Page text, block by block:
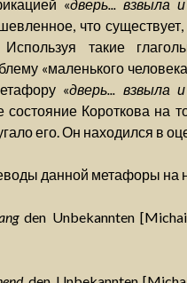
«дверь... взвыла
что
такие
«маленького
«дверь... взвыла
Короткова на
его. Он находился в
данной метафоры на
den Unbekannten